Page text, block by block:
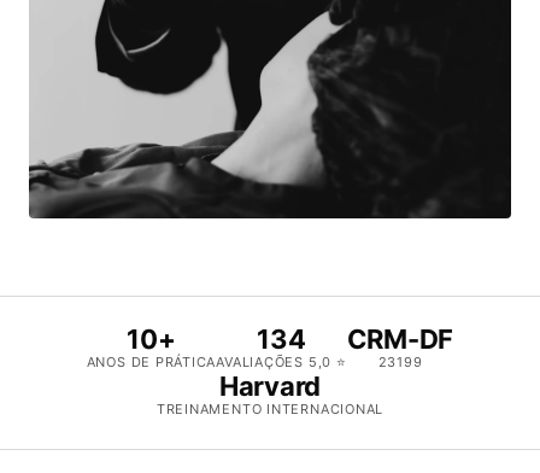
10+
ANOS DE PRÁTICA
134
AVALIAÇÕES 5,0 ⭐
CRM-DF
23199
Harvard
TREINAMENTO INTERNACIONAL